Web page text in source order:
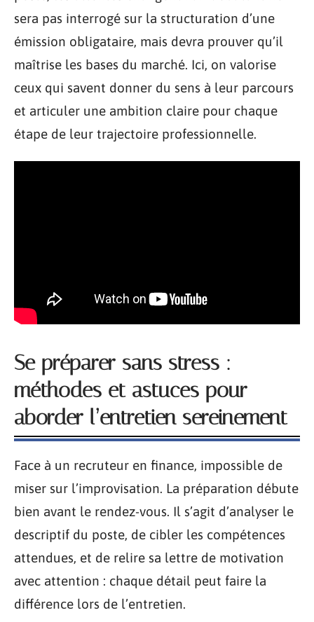
sera pas interrogé sur la structuration d’une
émission obligataire, mais devra prouver qu’il
maîtrise les bases du marché. Ici, on valorise
ceux qui savent donner du sens à leur parcours
et articuler une ambition claire pour chaque
étape de leur trajectoire professionnelle.
Se préparer sans stress :
méthodes et astuces pour
aborder l’entretien sereinement
Face à un recruteur en finance, impossible de
miser sur l’improvisation. La préparation débute
bien avant le rendez-vous. Il s’agit d’analyser le
descriptif du poste, de cibler les compétences
attendues, et de relire sa lettre de motivation
avec attention : chaque détail peut faire la
différence lors de l’entretien.